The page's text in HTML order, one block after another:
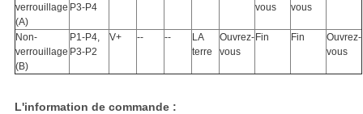
verrouillage
(A)
P3-P4
vous
vous
Non-
verrouillage
(B)
P1-P4,
P3-P2
V+ -- --
LA
terre
Ouvrez-
vous
Fin Fin
Ouvrez-
vous
L'information de commande :